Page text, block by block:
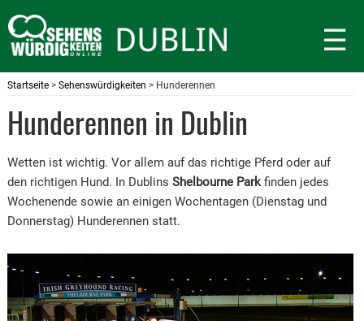
☰
Startseite> Sehenswürdigkeiten > Hunderennen
Hunderennen in Dublin
Wetten ist wichtig. Vor allem auf das richtige Pferd oder auf
den richtigen Hund. In Dublins Shelbourne Parkfinden jedes
Wochenende sowie an einigen Wochentagen (Dienstag und
Donnerstag) Hunderennen statt.